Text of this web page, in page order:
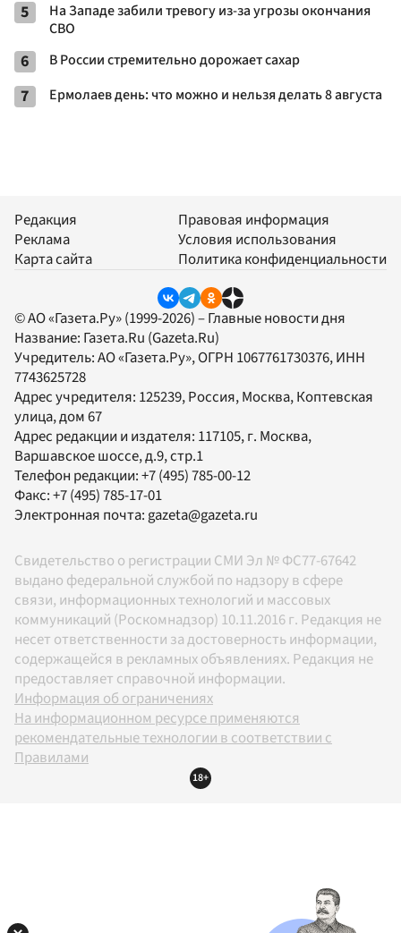
5
На Западе забили тревогу из-за угрозы окончания
СВО
6 В России стремительно дорожает сахар
7 Ермолаев день: что можно и нельзя делать 8 августа
Редакция
Реклама
Карта сайта
Правовая информация
Условия использования
Политика конфиденциальности
© АО «Газета.Ру» (1999-2026) – Главные новости дня
Название: Газета.Ru (Gazeta.Ru)
Учредитель:АО «Газета.Ру», ОГРН 1067761730376, ИНН
7743625728
Адрес учредителя: 125239, Россия, Москва, Коптевская
улица, дом 67
Адрес редакции и издателя: 117105, г. Москва,
Варшавское шоссе, д.9, стр.1
Телефон редакции:+7 (495) 785-00-12
Факс:+7 (495) 785-17-01
Электронная почта: gazeta@gazeta.ru
Свидетельство о регистрации СМИ Эл № ФС77-67642
выдано федеральной службой по надзору в сфере
связи, информационных технологий и массовых
коммуникаций (Роскомнадзор) 10.11.2016 г. Редакция не
несет ответственности за достоверность информации,
содержащейся в рекламных объявлениях. Редакция не
предоставляет справочной информации.
Информация об ограничениях
На информационном ресурсе применяются
рекомендательные технологии в соответствии с
Правилами
18+